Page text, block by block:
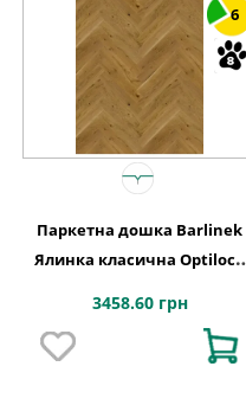
6
Паркетна дошка Barlinek
Ялинка класична Optilock
1WC000003
3458.60 грн